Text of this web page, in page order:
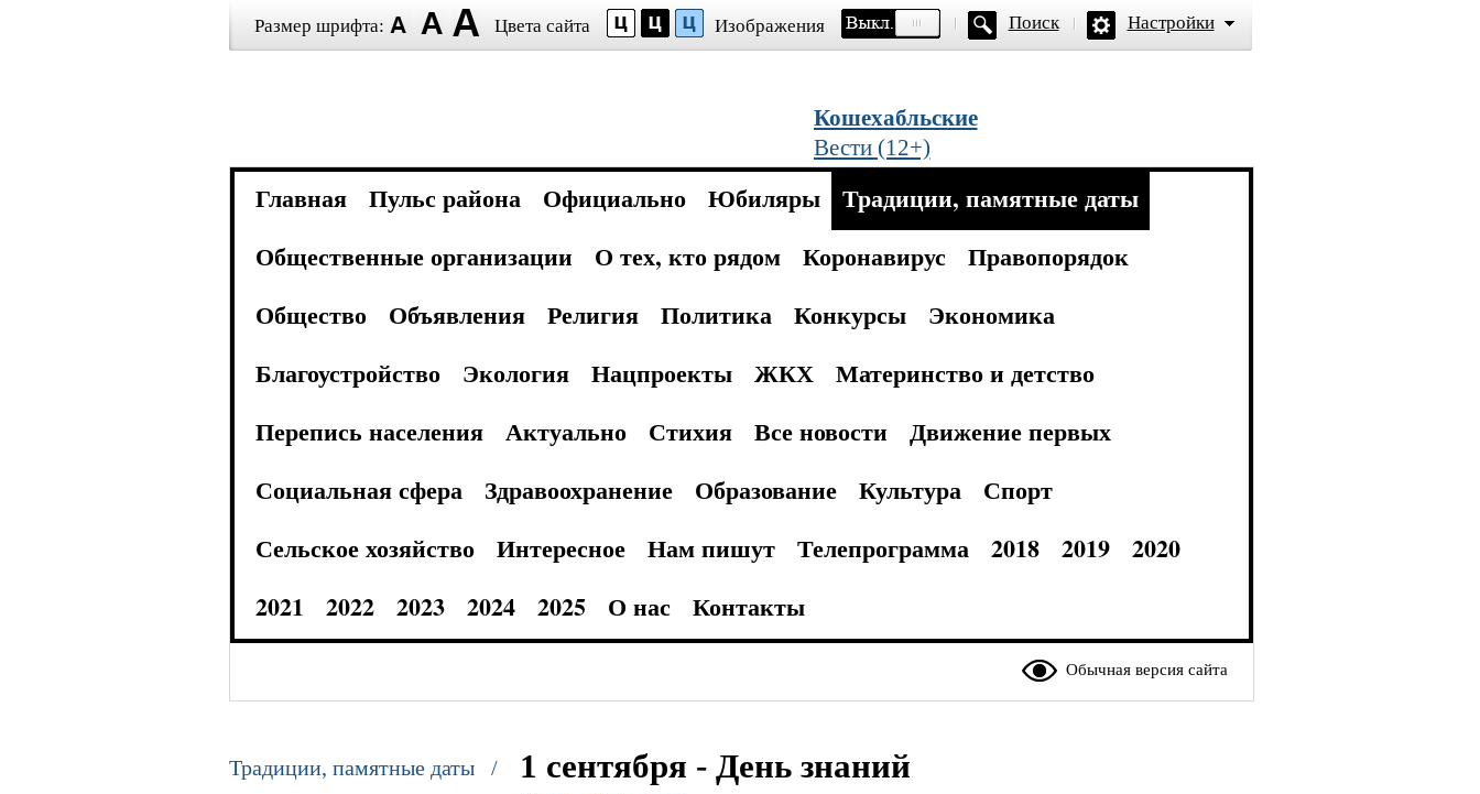
Размер шрифта: Цвета сайта Изображения Поиск Настройки
Кошехабльские
Вести (12+)
Главная Пульс района Официально Юбиляры
Традиции, памятные даты
Общественные организации
О тех, кто рядом Коронавирус
Правопорядок
Общество
Объявления Религия Политика Конкурсы
Экономика
Благоустройство
Экология Нацпроекты ЖКХ
Материнство и детство
Перепись населения
Актуально Стихия Все новости
Движение первых
Социальная сфера
Здравоохранение Образование Культура
Спорт
Сельское хозяйство
Интересное Нам пишут Телепрограмма 2018 2019
2020
2021
2022 2023 2024 2025 О нас Контакты
Обычная версия сайта
Традиции, памятные даты / 1 сентября - День знаний